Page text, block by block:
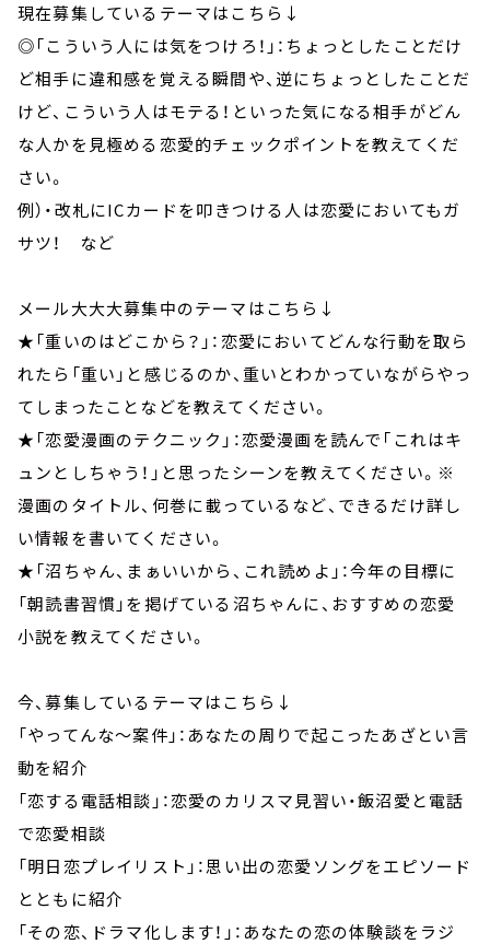
現在募集しているテーマはこちら↓
◎「こういう人には気をつけろ！」：ちょっとしたことだけ
ど相手に違和感を覚える瞬間や、逆にちょっとしたことだ
けど、こういう人はモテる！といった気になる相手がどん
な人かを見極める恋愛的チェックポイントを教えてくだ
さい。
例）・改札にICカードを叩きつける人は恋愛においてもガ
サツ！ など
メール大大大募集中のテーマはこちら↓
★「重いのはどこから？」：恋愛においてどんな行動を取ら
れたら「重い」と感じるのか、重いとわかっていながらやっ
てしまったことなどを教えてください。
★「恋愛漫画のテクニック」：恋愛漫画を読んで「これはキ
ュンとしちゃう！」と思ったシーンを教えてください。※
漫画のタイトル、何巻に載っているなど、できるだけ詳し
い情報を書いてください。
★「沼ちゃん、まぁいいから、これ読めよ」：今年の目標に
「朝読書習慣」を掲げている沼ちゃんに、おすすめの恋愛
小説を教えてください。
今、募集しているテーマはこちら↓
「やってんな～案件」：あなたの周りで起こったあざとい言
動を紹介
「恋する電話相談」：恋愛のカリスマ見習い・飯沼愛と電話
で恋愛相談
「明日恋プレイリスト」：思い出の恋愛ソングをエピソード
とともに紹介
「その恋、ドラマ化します！」：あなたの恋の体験談をラジ